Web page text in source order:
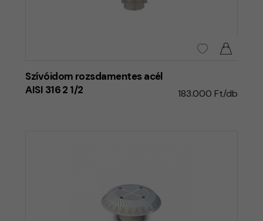
Szívóidom rozsdamentes acél
AISI 316 2 1/2
183.000 Ft/db